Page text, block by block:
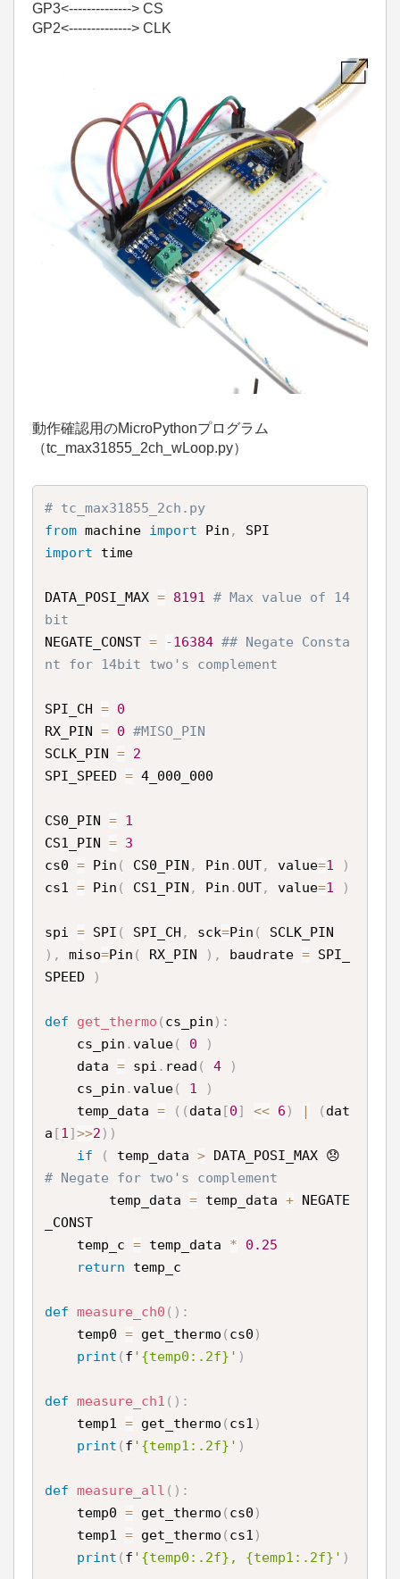
GP3<--------------> CS
GP2<--------------> CLK
動作確認用のMicroPythonプログラム
（tc_max31855_2ch_wLoop.py）
# tc_max31855_2ch.py
from machine import Pin ,
import time
DATA_POSI_MAX = 8191 # Max value of 14
bit
NEGATE_CONST = -16384 ## Negate Consta
nt for 14bit two's complement
SPI_CH = 0
RX_PIN = 0 #MISO_PIN
SCLK_PIN = 2
SPI_SPEED = 4_000_000
CS0_PIN = 1
CS1_PIN = 3
cs0 = Pin ( CS0_PIN , Pin .OUT, value=1
)
cs1 = Pin ( CS1_PIN , Pin .OUT, value=1 )
spi = SPI ( SPI_CH , sck=Pin (
) , miso=Pin ( RX_PIN ) , baudrate = SPI_
SPEED
)
def get_thermo ( cs_pin ) :
    cs_pin
.value( 0
)
    data
= spi . read ( 4
)
    cs_pin
.value( 1
)
    temp_data
= ( ( data [0] << 6 ) | ( dat
a [1]>>2 ) )
if
( temp_data >
# Negate for two's complement
        temp_data
= temp_data + NEGATE
_CONST
    temp_c
= temp_data *
0.25
return temp_c
def measure_ch0 ( ) :
    temp0
= get_thermo ( cs0 )
print ( f '{temp0:.2f}' )
def measure_ch1 ( ) :
    temp1
= get_thermo ( cs1 )
print ( f '{temp1:.2f}' )
def measure_all ( ) :
    temp0
= get_thermo ( cs0 )
    temp1
= get_thermo ( cs1 )
print ( f '{temp0:.2f}, {temp1:.2f}' )